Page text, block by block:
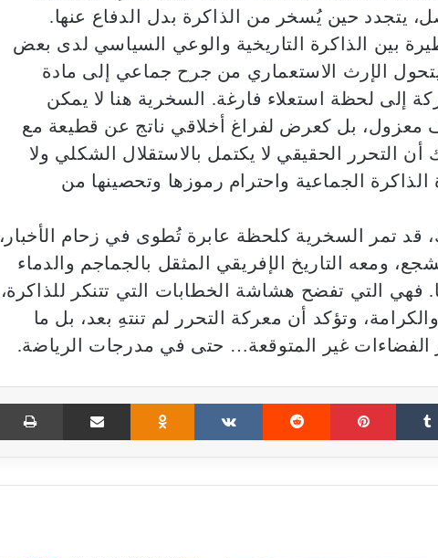
يتجدد حين يُسخر من الذاكرة بدل الدفاع عنها.
بين الذاكرة التاريخية والوعي السياسي لدى بعض
يتحول الإرث الاستعماري من جرح جماعي إلى مادة
إلى لحظة استعلاء فارغة. السخرية هنا لا يمكن
معزول، بل كعرض لفراغ أخلاقي ناتج عن قطيعة مع
التحرر الحقيقي لا يكتمل بالاستقلال الشكلي ولا
الذاكرة الجماعية واحترام رموزها وتحصينها من
قد تمر السخرية كلحظة عابرة تُطوى في زحام الأخبار،
ومعه التاريخ الإفريقي المثقل بالجماجم والدماء
فهي التي تفضح هشاشة الخطابات التي تتنكر للذاكرة،
وتؤكد أن معركة التحرر لم تنتهِ بعد، بل ما
الفضاءات غير المتوقعة… حتى في مدرجات الرياضة.
Tumblr
Pinterest
Reddit
VKontakte
Odnoklassniki
Share via Email